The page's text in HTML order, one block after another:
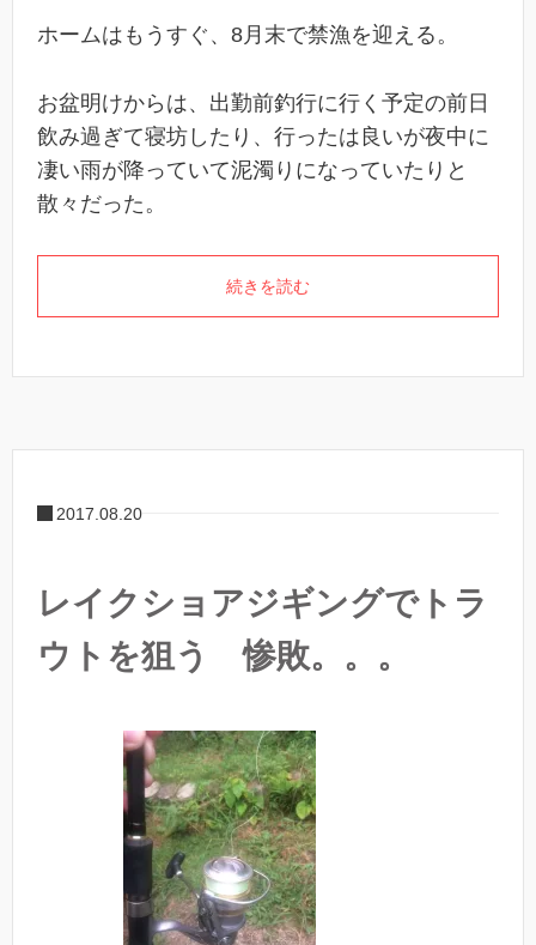
ホームはもうすぐ、8月末で禁漁を迎える。
お盆明けからは、出勤前釣行に行く予定の前日
飲み過ぎて寝坊したり、行ったは良いが夜中に
凄い雨が降っていて泥濁りになっていたりと
散々だった。
続きを読む
2017.08.20
レイクショアジギングでトラ
ウトを狙う 惨敗。。。